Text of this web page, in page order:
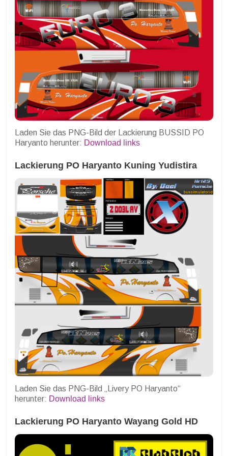
Laden Sie das PNG-Bild der Lackierung BUSSID PO
Haryanto herunter: Download links
Lackierung PO Haryanto Kuning Yudistira
Laden Sie das PNG-Bild „Livery PO Haryanto“
herunter: Download links
Lackierung PO Haryanto Wayang Gold HD